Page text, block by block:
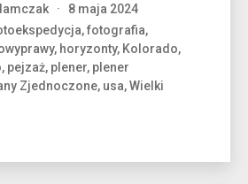
8 maja 2024
,fotografia,
, horyzonty, Kolorado,
, pejzaż, plener, plener
Zjednoczone, usa,Wielki